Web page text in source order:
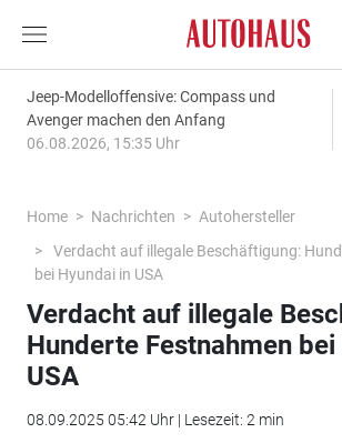
Jeep-Modelloffensive: Compass und
Avenger machen den Anfang
06.08.2026, 15:35 Uhr
Home Nachrichten
Autohersteller
Verdacht auf illegale Beschäftigung:
bei Hyundai in USA
Verdacht auf illegale
Hunderte Festnahmen
USA
08.09.2025 05:42 Uhr | Lesezeit: 2 min